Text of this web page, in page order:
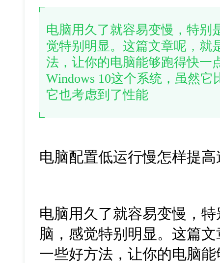
电脑用久了就容易变慢，特别
觉特别明显。这篇文章呢，就
法，让你的电脑能够跑得快一
Windows 10这个系统，虽然
它也考虑到了性能
电脑配置低运行慢怎样提高
电脑用久了就容易变慢，
脑，感觉特别明显。这篇
一些好方法，让你的电脑